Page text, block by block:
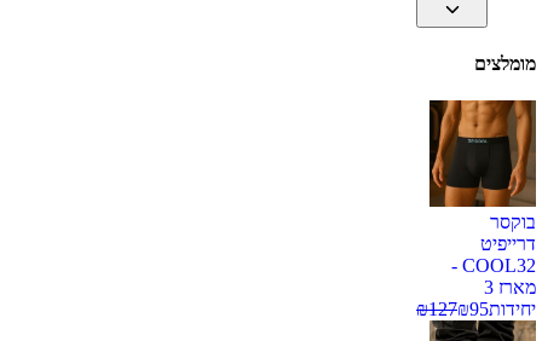
מומלצים
בוקסר
דרייפיט
COOL32 -
מארז 3
יחידות
₪95
₪127